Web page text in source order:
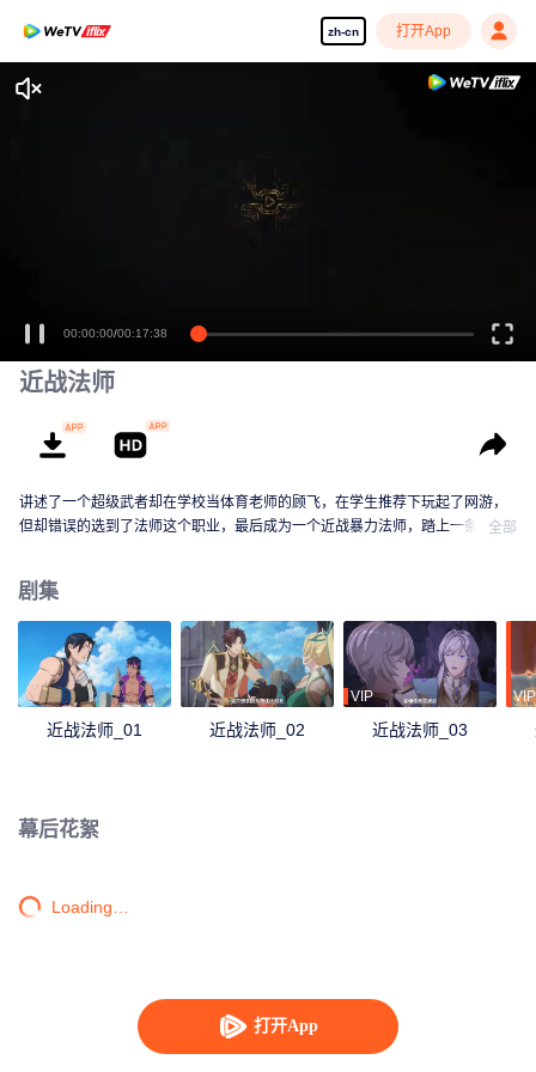
zh-cn 打开App
打开App
00:00:00/00:17:38
近战法师
讲述了一个超级武者却在学校当体育老师的顾飞，在学生推荐下玩起了网游，
但却错误的选到了法师这个职业，最后成为一个近战暴力法师，踏上一条新的
全部
剧集
近战法师_01 近战法师_02
VIP
近战法师_03
VIP
幕后花絮
Loading…